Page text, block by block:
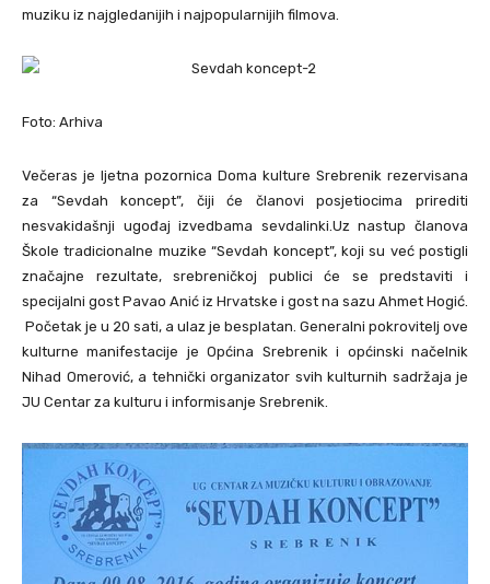
muziku iz najgledanijih i najpopularnijih filmova.
Foto: Arhiva
Večeras je ljetna pozornica Doma kulture Srebrenik rezervisana
za “Sevdah koncept”, čiji će članovi posjetiocima prirediti
nesvakidašnji ugođaj izvedbama sevdalinki.Uz nastup članova
Škole tradicionalne muzike “Sevdah koncept”, koji su već postigli
značajne rezultate, srebreničkoj publici će se predstaviti i
specijalni gost Pavao Anić iz Hrvatske i gost na sazu Ahmet Hogić.
Početak je u 20 sati, a ulaz je besplatan. Generalni pokrovitelj ove
kulturne manifestacije je Općina Srebrenik i općinski načelnik
Nihad Omerović, a tehnički organizator svih kulturnih sadržaja je
JU Centar za kulturu i informisanje Srebrenik.